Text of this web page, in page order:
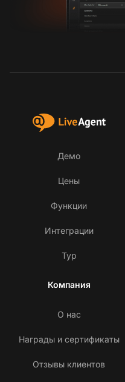
Демо
Цены
Функции
Интеграции
Тур
Компания
О нас
Награды и сертификаты
Отзывы клиентов